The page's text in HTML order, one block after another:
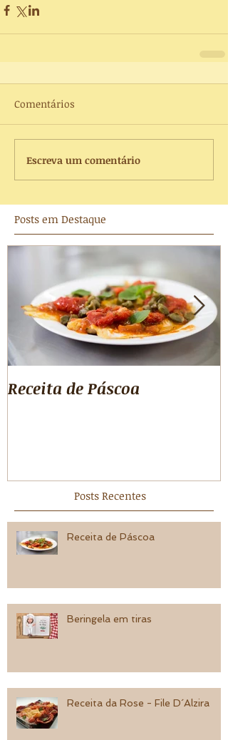
Comentários
Escreva um comentário
Posts em Destaque
Receita de Páscoa
Posts Recentes
Receita de Páscoa
Beringela em tiras
Receita da Rose - File D´Alzira